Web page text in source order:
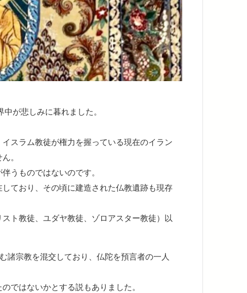
が悲しみに暮れました。
スラム教徒が権力を握っている現在のイラン
。
うものではないのです。
ており、その頃に建造された仏教遺跡も現存
ト教徒、ユダヤ教徒、ゾロアスター教徒）以
諸宗教を混交しており、仏陀を預言者の一人
ではないかとする説もありました。